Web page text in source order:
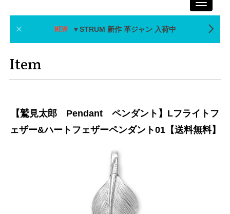
Toggle
▼STRUM 新作 革ジャン 入荷中
Item
【鷲見太郎 Pendant ペンダント】Lフライトフ
ェザー&ハートフェザーペンダント01【送料無料】